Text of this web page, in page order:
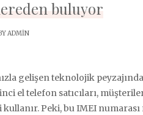
buluyor
ADMIN
gelişen teknolojik
el telefon satıcıları,
Peki, bu IMEI